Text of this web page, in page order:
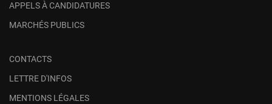
APPELS À CANDIDATURES
MARCHÉS PUBLICS
CONTACTS
LETTRE D'INFOS
MENTIONS LÉGALES